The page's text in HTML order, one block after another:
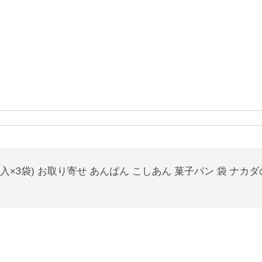
×3袋) お取り寄せ あんぱん こしあん 菓子パン 袋 ナカダ